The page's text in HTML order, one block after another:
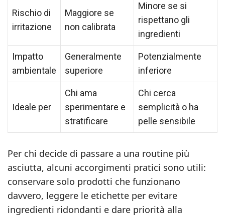
Rischio di
irritazione
Maggiore se
non calibrata
Minore se si
rispettano gli
ingredienti
Impatto
ambientale
Generalmente
superiore
Potenzialmente
inferiore
Ideale per
Chi ama
sperimentare e
stratificare
Chi cerca
semplicità o ha
pelle sensibile
Per chi decide di passare a una routine più
asciutta, alcuni accorgimenti pratici sono utili:
conservare solo prodotti che funzionano
davvero, leggere le etichette per evitare
ingredienti ridondanti e dare priorità alla